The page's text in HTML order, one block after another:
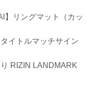
】リングマット（カッ
イトルマッチサイン
RIZIN LANDMARK